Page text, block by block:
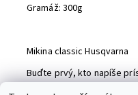
Gramáž: 300g
Mikina classic Husqvarna
Buďte prvý, kto napíše